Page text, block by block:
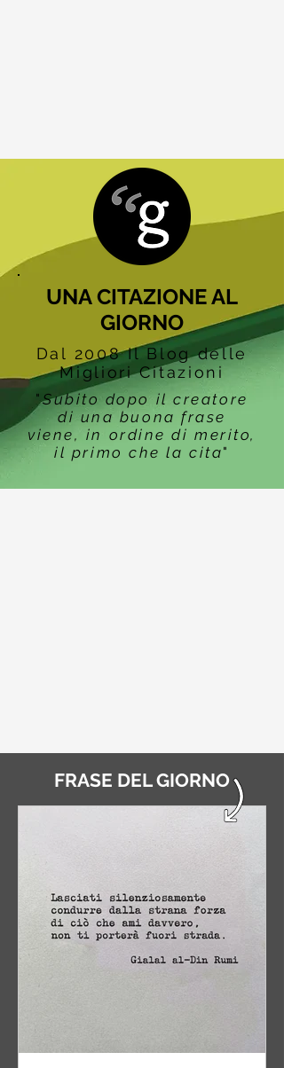
UNA CITAZIONE AL
GIORNO
Dal 2008 Il Blog delle
Migliori Citazioni
"Subito dopo il creatore
di una buona frase
viene, in ordine di merito,
il primo che la cita"
FRASE DEL GIORNO